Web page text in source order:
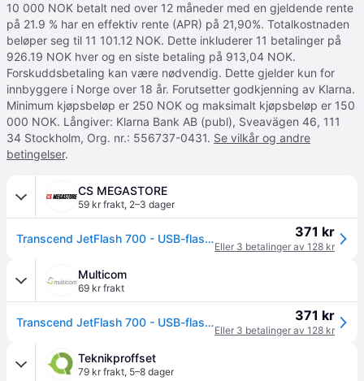
10 000 NOK betalt ned over 12 måneder med en gjeldende rente
på 21.9 % har en effektiv rente (APR) på 21,90%. Totalkostnaden
beløper seg til 11 101.12 NOK. Dette inkluderer 11 betalinger på
926.19 NOK hver og en siste betaling på 913,04 NOK.
Forskuddsbetaling kan være nødvendig. Dette gjelder kun for
innbyggere i Norge over 18 år. Forutsetter godkjenning av Klarna.
Minimum kjøpsbeløp er 250 NOK og maksimalt kjøpsbeløp er 150
000 NOK. Långiver: Klarna Bank AB (publ), Sveavägen 46, 111
34 Stockholm, Org. nr.: 556737-0431. Se vilkår og andre
betingelser.
CS MEGASTORE
59 kr frakt, 2–3 dager
Transcend JetFlash 700 - USB-flashstasjon - 128 GB - USB 3.0 - svart 371 kr
Eller 3 betalinger av 128 kr
Multicom
69 kr frakt
Transcend JetFlash 700 - USB-flashstasjon - 128 GB (TS128GJF700) 371 kr
Eller 3 betalinger av 128 kr
Teknikproffset
79 kr frakt, 5–8 dager